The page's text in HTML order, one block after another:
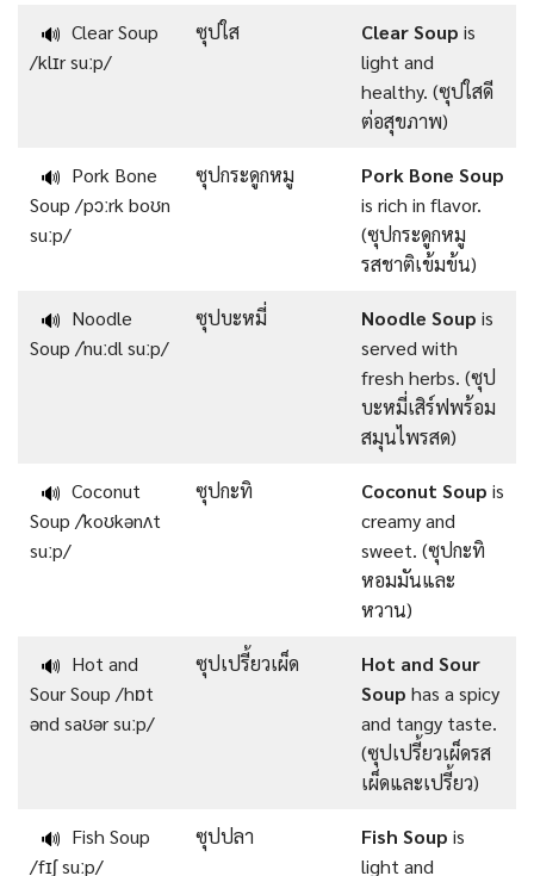
🔊 Clear Soup
/klɪr suːp/
ซุปใส Clear Soup is
light and
healthy. (ซุปใสดี
ต่อสุขภาพ)
🔊 Pork Bone
Soup /pɔːrk boʊn
suːp/
ซุปกระดูกหมู
Pork Bone Soup
is rich in flavor.
(ซุปกระดูกหมู
รสชาติเข้มข้น)
🔊 Noodle
Soup /ˈnuːdl suːp/
ซุปบะหมี่ Noodle Soup is
served with
fresh herbs. (ซุป
บะหมี่เสิร์ฟพร้อม
สมุนไพรสด)
🔊 Coconut
Soup /ˈkoʊkənʌt
suːp/
ซุปกะทิ Coconut Soup is
creamy and
sweet. (ซุปกะทิ
หอมมันและ
หวาน)
🔊 Hot and
Sour Soup /hɒt
ənd saʊər suːp/
ซุปเปรี้ยวเผ็ด
Hot and Sour
Soup has a spicy
and tangy taste.
(ซุปเปรี้ยวเผ็ดรส
เผ็ดและเปรี้ยว)
🔊 Fish Soup
/fɪʃ suːp/
ซุปปลา Fish Soup is
light and